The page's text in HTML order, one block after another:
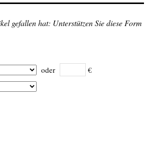
gefallen hat: Unterstützen Sie diese Form
oder €